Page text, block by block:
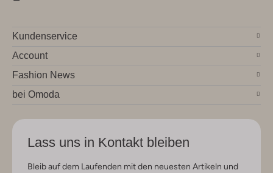
Kundenservice
Account
Fashion News
bei Omoda
Lass uns in Kontakt bleiben
Bleib auf dem Laufenden mit den neuesten Artikeln und